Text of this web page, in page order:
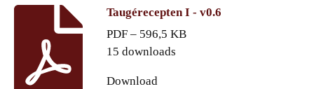
Taugérecepten I - v0.6
PDF – 596,5 KB
15 downloads
Download